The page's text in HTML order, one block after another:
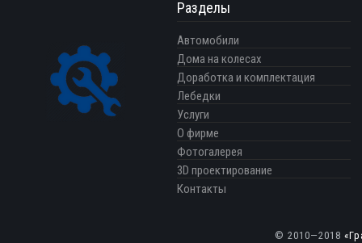
Разделы
Автомобили
Дома на колесах
Доработка и комплектация
Лебедки
Услуги
О фирме
Фотогалерея
3D проектирование
Контакты
© 2010—2018